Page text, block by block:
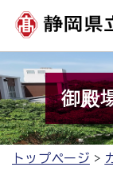
御殿
トップページ